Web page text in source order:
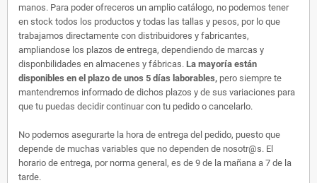
manos. Para poder ofreceros un amplio catálogo, no podemos tener
en stock todos los productos y todas las tallas y pesos, por lo que
trabajamos directamente con distribuidores y fabricantes,
ampliandose los plazos de entrega, dependiendo de marcas y
disponbilidades en almacenes y fábricas. La mayoría están
disponibles en el plazo de unos 5 días laborables, pero siempre te
mantendremos informado de dichos plazos y de sus variaciones para
que tu puedas decidir continuar con tu pedido o cancelarlo.
No podemos asegurarte la hora de entrega del pedido, puesto que
depende de muchas variables que no dependen de nosotr@s. El
horario de entrega, por norma general, es de 9 de la mañana a 7 de la
tarde.